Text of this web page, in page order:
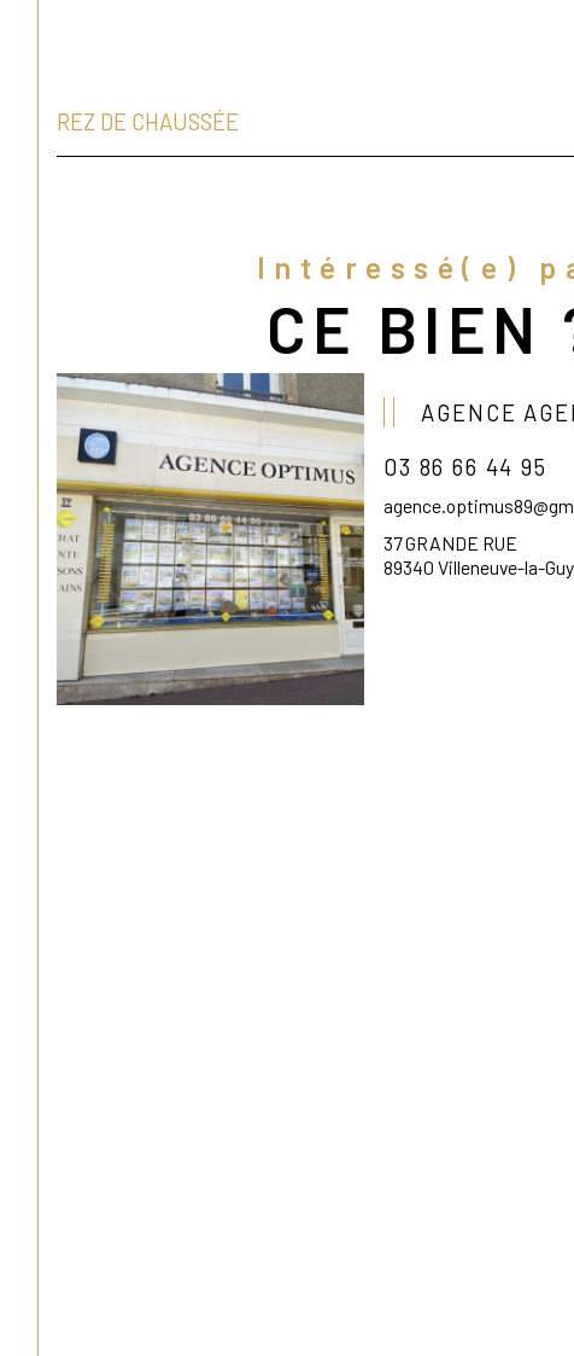
REZ DE CHAUSSÉE
Intéressé(e)
CE BIEN
AGENCE
03 86 66 44 95
37 GRANDE RUE
89340 Villeneuve-la-